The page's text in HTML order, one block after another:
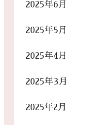
2025年6月
2025年5月
2025年4月
2025年3月
2025年2月